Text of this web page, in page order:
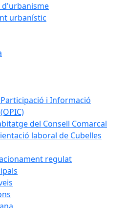
urbanístic
i Informació
del Consell Comarcal
laboral de Cubelles
regulat